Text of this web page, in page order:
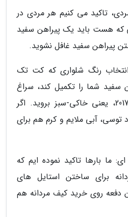
تاکید می کنیم هر مردی در
هست باید یک پیراهن سفید
پیراهن سفید غافل نشوید.
رنگ شلواری که کت تک
سفید شما را تکمیل کند، سراغ
یکی از رنگ های سال 2017، یعنی خاکی-سبز بروید. اگر
توسی، آبی ملایم و کرم هم برای
بارها تاکید نموده ایم که
برای ساختن استایل های
روی خرید کیف مردانه هم